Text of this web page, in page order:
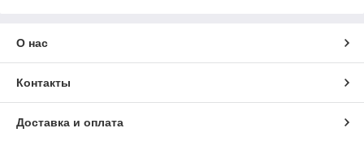
О нас
Контакты
Доставка и оплата